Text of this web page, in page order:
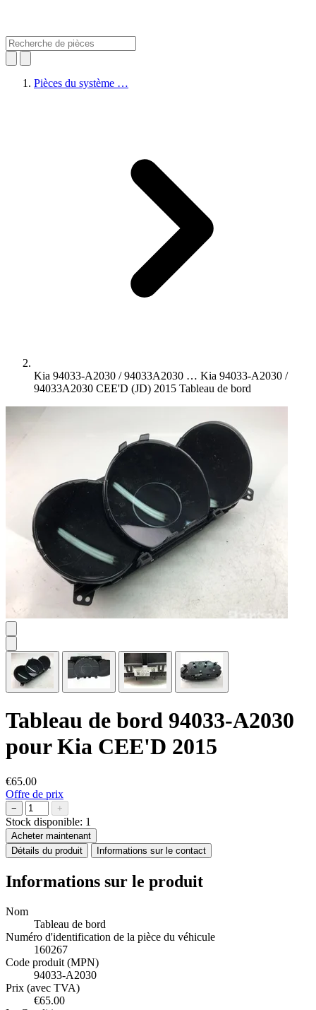
Pièces du système …
Kia 94033-A2030 / 94033A2030 … Kia 94033-A2030 /
94033A2030 CEE'D (JD) 2015 Tableau de bord
Tableau de bord 94033-A2030
pour Kia CEE'D 2015
€65.00
Offre de prix
− +
Stock disponible: 1
Acheter maintenant
Détails du produit
Informations sur le contact
Informations sur le produit
Nom
Tableau de bord
Numéro d'identification de la pièce du véhicule
160267
Code produit (MPN)
94033-A2030
Prix (avec TVA)
€65.00